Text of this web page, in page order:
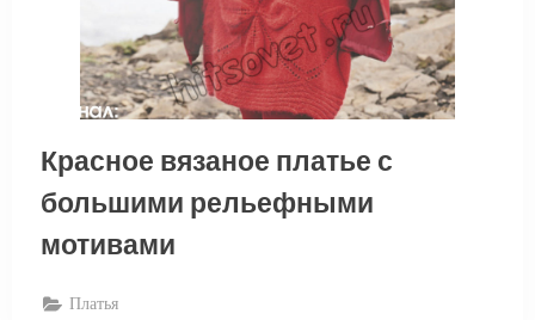
Красное вязаное платье с
большими рельефными
мотивами
Платья